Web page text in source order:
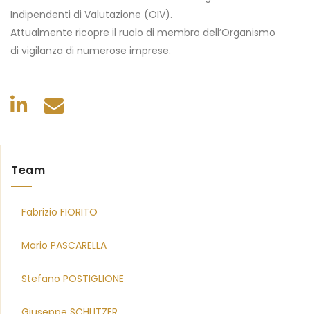
Indipendenti di Valutazione (OIV).
Attualmente ricopre il ruolo di membro dell’Organismo
di vigilanza di numerose imprese.
Team
Fabrizio FIORITO
Mario PASCARELLA
Stefano POSTIGLIONE